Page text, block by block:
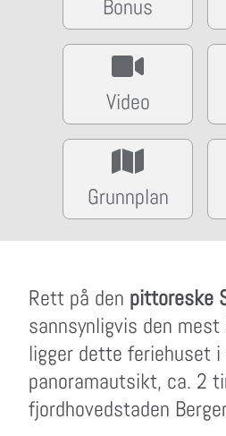
Bonus
Video
Grunnplan
Rett på den pittoreske
sannsynligvis den
ligger dette feriehuset
panoramautsikt, ca. 2
fjordhovedstaden